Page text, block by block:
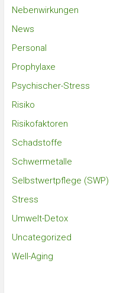
Nebenwirkungen
News
Personal
Prophylaxe
Psychischer-Stress
Risiko
Risikofaktoren
Schadstoffe
Schwermetalle
Selbstwertpflege (SWP)
Stress
Umwelt-Detox
Uncategorized
Well-Aging